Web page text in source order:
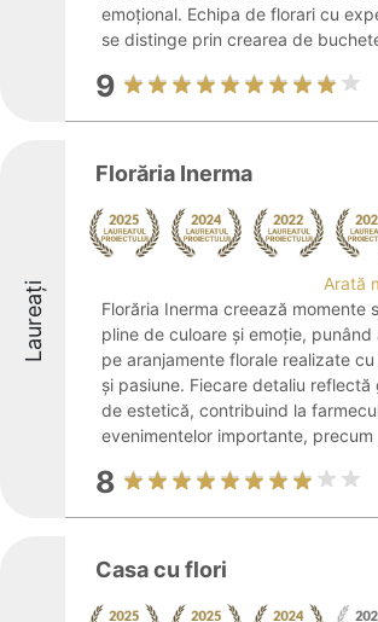
emoțional. Echipa de florari cu
se distinge prin crearea de
9
Laureați
Florăria Inerma
Arată
Florăria Inerma creează momente
pline de culoare și emoție,
pe aranjamente florale realizate
și pasiune. Fiecare detaliu reflectă
de estetică, contribuind la
evenimentelor importante, precum
8
Casa cu flori